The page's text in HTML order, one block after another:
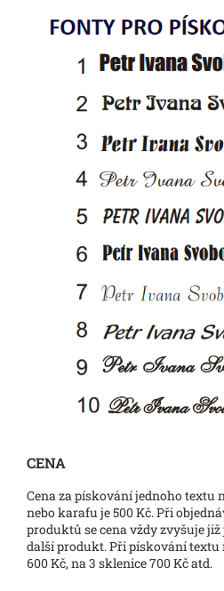
CENA
Cena za pískování jednoho textu
nebo karafu je 500 Kč. Při
produktů se cena vždy zvyšuje již
další produkt. Při pískování textu
600 Kč, na 3 sklenice 700 Kč atd.